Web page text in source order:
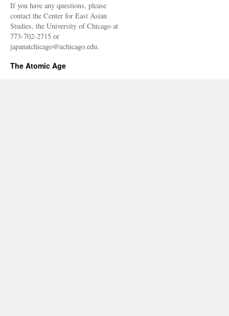
If you have any questions, please
contact the Center for East Asian
Studies, the University of Chicago at
773-702-2715 or
japanatchicago@uchicago.edu.
The Atomic Age